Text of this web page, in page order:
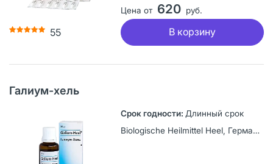
55
Цена от 620 руб.
В корзину
Галиум-хель
Длинный срок
Biologische Heilmittel Heel, Германия